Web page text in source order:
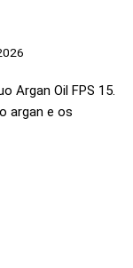
Argan Oil FPS 15.
argan e os